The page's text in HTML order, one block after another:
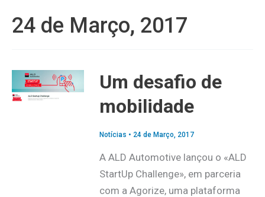
24 de Março, 2017
Um desafio de
mobilidade
Notícias • 24 de Março, 2017
A ALD Automotive lançou o «ALD
StartUp Challenge», em parceria
com a Agorize, uma plataforma